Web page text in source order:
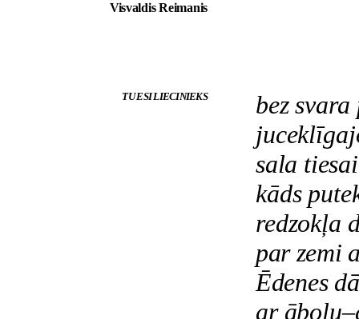
Visvaldis Reimanis
TU ESI LIECINIEKS
bez
sala
kāds
redzokļa
par zemi
Ēdenes
ar